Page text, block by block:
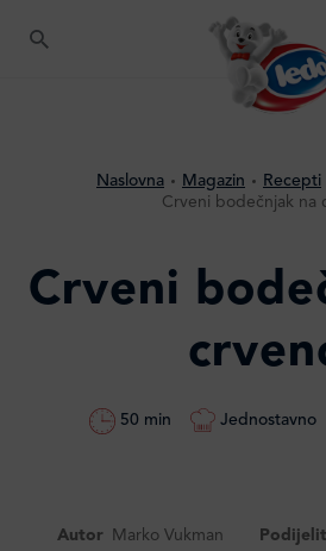
Naslovna Magazin Recepti
Crveni bodečnjak na
Crveni
50 min Jednostavno
Autor Marko Vukman